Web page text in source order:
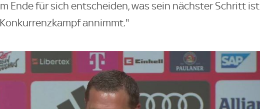
Ende für sich entscheiden, was sein nächster Schritt ist
annimmt."